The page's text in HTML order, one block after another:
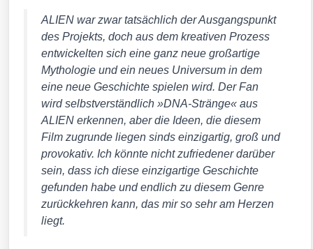
ALIEN war zwar tat­säch­lich der Aus­gangs­punkt
des Pro­jekts, doch aus dem krea­ti­ven Pro­zess
ent­wi­ckel­ten sich eine ganz neue groß­ar­ti­ge
Mytho­lo­gie und ein neu­es Uni­ver­sum in dem
eine neue Geschich­te spie­len wird. Der Fan
wird selbst­ver­ständ­lich »DNA-Strän­ge« aus
ALIEN erken­nen, aber die Ideen, die die­sem
Film zugrun­de lie­gen sinds ein­zig­ar­tig, groß und
pro­vo­ka­tiv. Ich könn­te nicht zufrie­de­ner dar­über
sein, dass ich die­se ein­zig­ar­ti­ge Geschich­te
gefun­den habe und end­lich zu die­sem Gen­re
zurück­keh­ren kann, das mir so sehr am Her­zen
liegt.